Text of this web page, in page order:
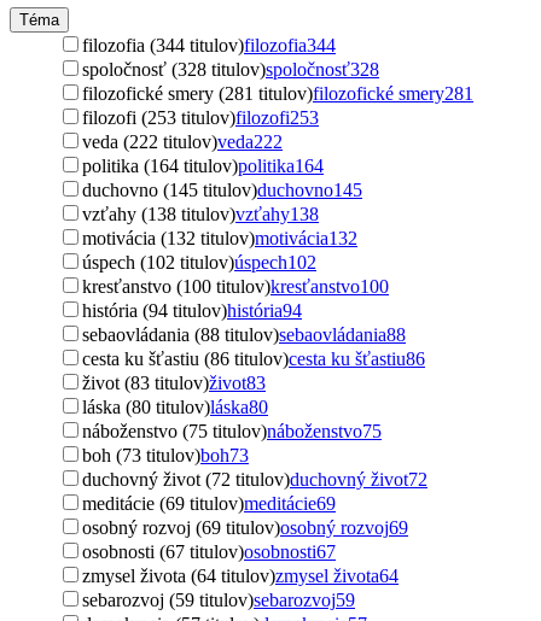
Téma
filozofia (344 titulov)filozofia344
spoločnosť (328 titulov)spoločnosť328
filozofické smery (281 titulov)filozofické smery281
filozofi (253 titulov)filozofi253
veda (222 titulov)veda222
politika (164 titulov)politika164
duchovno (145 titulov)duchovno145
vzťahy (138 titulov)vzťahy138
motivácia (132 titulov)motivácia132
úspech (102 titulov)úspech102
kresťanstvo (100 titulov)kresťanstvo100
história (94 titulov)história94
sebaovládania (88 titulov)sebaovládania88
cesta ku šťastiu (86 titulov)cesta ku šťastiu86
život (83 titulov)život83
láska (80 titulov)láska80
náboženstvo (75 titulov)náboženstvo75
boh (73 titulov)boh73
duchovný život (72 titulov)duchovný život72
meditácie (69 titulov)meditácie69
osobný rozvoj (69 titulov)osobný rozvoj69
osobnosti (67 titulov)osobnosti67
zmysel života (64 titulov)zmysel života64
sebarozvoj (59 titulov)sebarozvoj59